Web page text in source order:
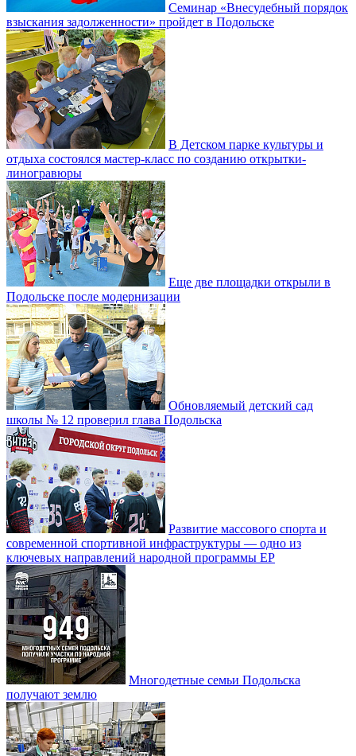
Семинар «Внесудебный порядок
взыскания задолженности» пройдет в Подольске
В Детском парке культуры и
отдыха состоялся мастер-класс по созданию открытки-
линогравюры
Еще две площадки открыли в
Подольске после модернизации
Обновляемый детский сад
школы № 12 проверил глава Подольска
Развитие массового спорта и
современной спортивной инфраструктуры — одно из
ключевых направлений народной программы ЕР
Многодетные семьи Подольска
получают землю